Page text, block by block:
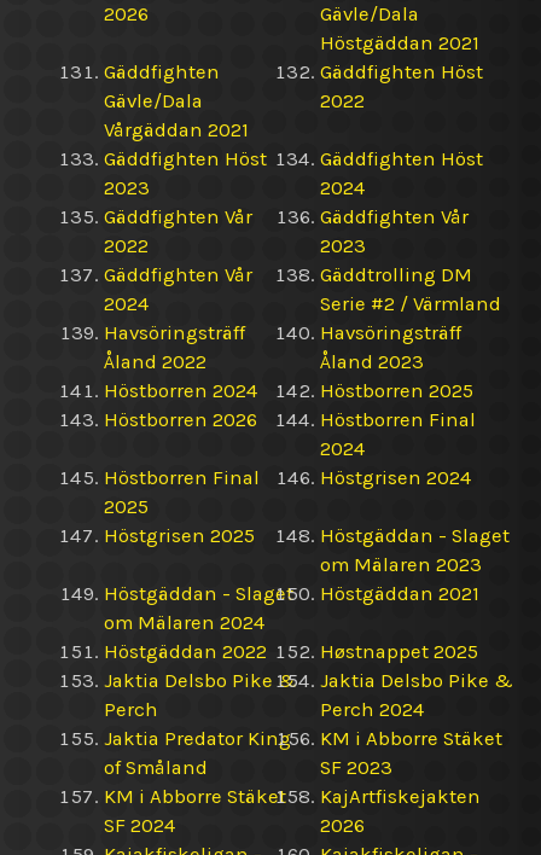
2026
Gävle/Dala
Höstgäddan 2021
Gäddfighten
Gävle/Dala
Vårgäddan 2021
Gäddfighten Höst
2022
Gäddfighten Höst
2023
Gäddfighten Höst
2024
Gäddfighten Vår
2022
Gäddfighten Vår
2023
Gäddfighten Vår
2024
Gäddtrolling DM
Serie #2 / Värmland
Havsöringsträff
Åland 2022
Havsöringsträff
Åland 2023
Höstborren 2024
Höstborren 2025
Höstborren 2026
Höstborren Final
2024
Höstborren Final
2025
Höstgrisen 2024
Höstgrisen 2025
Höstgäddan - Slaget
om Mälaren 2023
Höstgäddan - Slaget
om Mälaren 2024
Höstgäddan 2021
Höstgäddan 2022
Høstnappet 2025
Jaktia Delsbo Pike &
Perch
Jaktia Delsbo Pike &
Perch 2024
Jaktia Predator King
of Småland
KM i Abborre Stäket
SF 2023
KM i Abborre Stäket
SF 2024
KajArtfiskejakten
2026